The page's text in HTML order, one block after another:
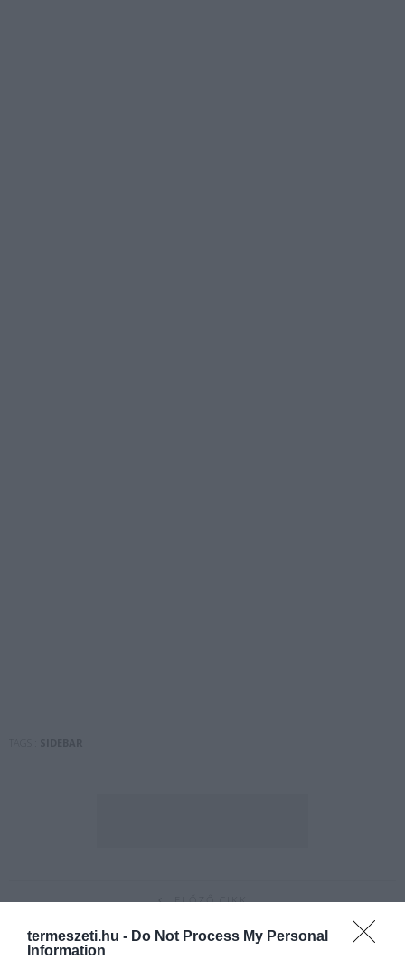
termeszeti.hu - Do Not Process My Personal
Information
ELŐZŐ CIKK
MEGVANNAK A LEGJOBB SZILVAPÁLINKÁK